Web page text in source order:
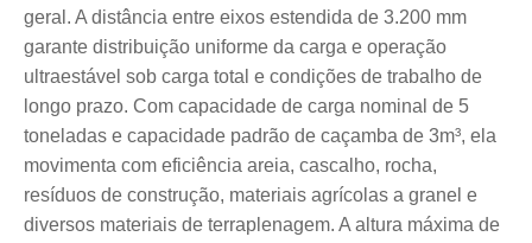
geral. A distância entre eixos estendida de 3.200 mm
garante distribuição uniforme da carga e operação
ultraestável sob carga total e condições de trabalho de
longo prazo. Com capacidade de carga nominal de 5
toneladas e capacidade padrão de caçamba de 3m³, ela
movimenta com eficiência areia, cascalho, rocha,
resíduos de construção, materiais agrícolas a granel e
diversos materiais de terraplenagem. A altura máxima de